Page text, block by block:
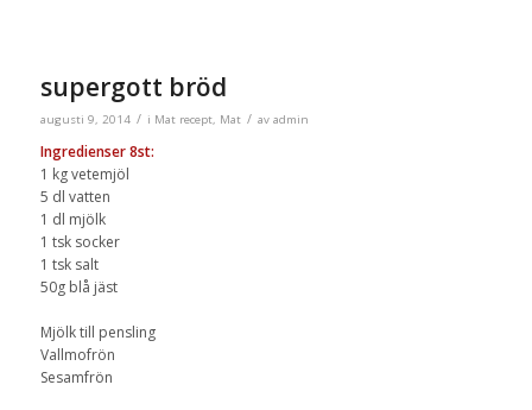
supergott bröd
augusti 9, 2014 / i Mat recept, Mat / av admin
Ingredienser 8st:
1 kg vetemjöl
5 dl vatten
1 dl mjölk
1 tsk socker
1 tsk salt
50g blå jäst
Mjölk till pensling
Vallmofrön
Sesamfrön